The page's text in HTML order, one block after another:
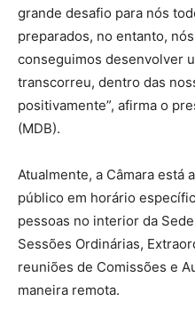
grande desafio para nós
preparados, no entanto,
conseguimos desenvolver
transcorreu, dentro das
positivamente”, afirma o
(MDB).
Atualmente, a Câmara está
público em horário
pessoas no interior da
Sessões Ordinárias,
reuniões de Comissões e
maneira remota.